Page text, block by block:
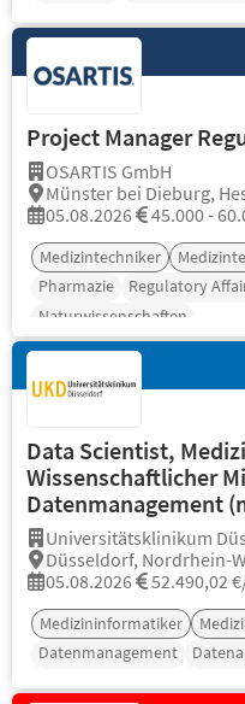
Project Manager
OSARTIS GmbH
Münster bei Dieburg,
05.08.2026
45.000 -
Medizintechniker
Pharmazie
Regulatory
Naturwissenschaften
Data Scientist,
Wissenschaftlicher
Datenmanagement
Universitätsklinikum
Düsseldorf, Nordrhein-
05.08.2026
52.490,02
Medizininformatiker
Datenmanagement